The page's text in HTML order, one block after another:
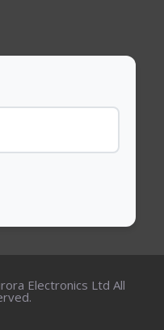
Electronics Ltd All